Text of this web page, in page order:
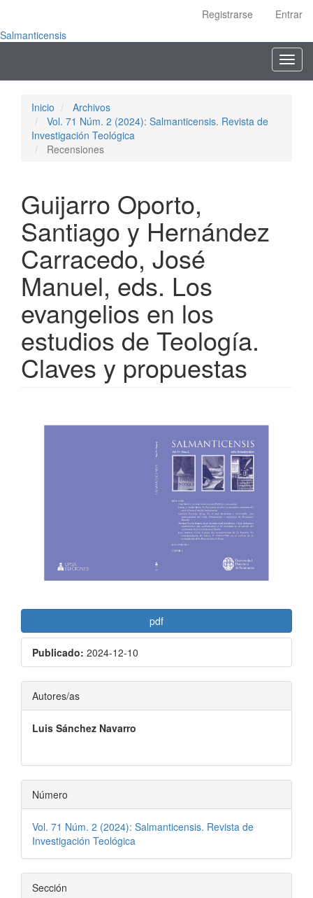
Contenido
Registrarse
Entrar
Salmanticensis
Inicio
Archivos
Vol. 71 Núm. 2 (2024): Salmanticensis. Revista de
Investigación Teológica
Recensiones
Guijarro Oporto,
Santiago y Hernández
Carracedo, José
Manuel, eds. Los
evangelios en los
estudios de Teología.
Claves y propuestas
lateral
pdf
Publicado: 2024-12-10
Contenido
principal
del
artículo
Autores/as
Luis Sánchez Navarro
Número
Vol. 71 Núm. 2 (2024): Salmanticensis. Revista de
Investigación Teológica
Sección